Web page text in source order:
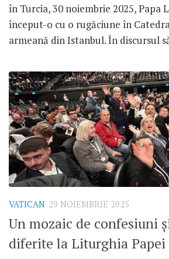
în Turcia, 30 noiembrie 2025, Papa
început-o cu o rugăciune în
armeană din Istanbul. În discursul
VATICAN 29 NOIEMBRIE 2025
Un mozaic de confesiuni
diferite la Liturghia